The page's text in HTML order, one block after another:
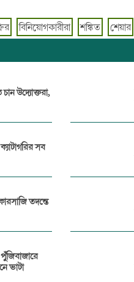
বিনিয়োগকারীরা শঙ্কিত শেয়ার
উদ্যোক্তরা,
সব
তদন্তে
পুঁজিবাজারে
ভাটা